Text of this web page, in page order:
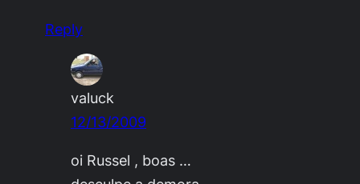
Reply
valuck
12/13/2009
oi Russel , boas …